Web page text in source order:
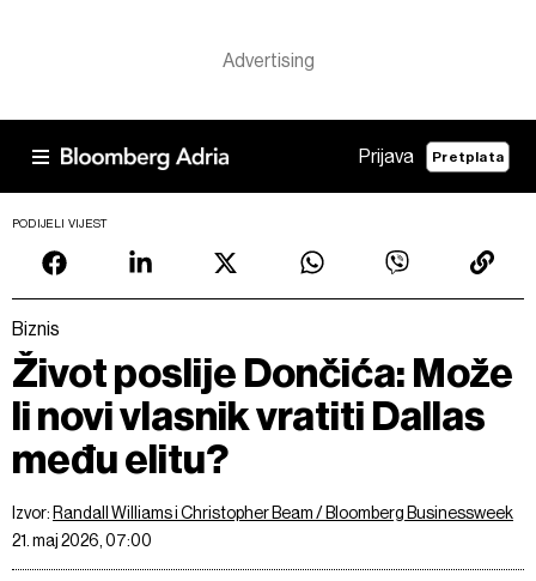
Prijava Pretplata
PODIJELI VIJEST
Biznis
Život poslije Dončića: Može
li novi vlasnik vratiti Dallas
među elitu?
Izvor: Randall Williams i Christopher Beam / Bloomberg Businessweek
21. maj 2026, 07:00